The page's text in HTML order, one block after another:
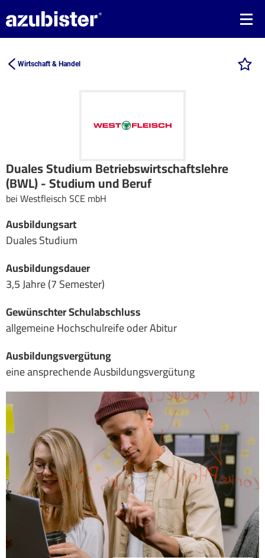
Wirtschaft & Handel
Duales Studium Betriebswirtschaftslehre
(BWL) - Studium und Beruf
bei Westfleisch SCE mbH
Ausbildungsart
Duales Studium
Ausbildungsdauer
3,5 Jahre (7 Semester)
Gewünschter Schulabschluss
allgemeine Hochschulreife oder Abitur
Ausbildungsvergütung
eine ansprechende Ausbildungsvergütung